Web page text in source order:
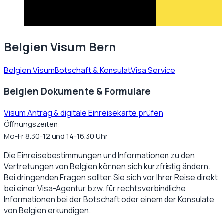
Belgien Visum Bern
Belgien VisumBotschaft & KonsulatVisa Service
Belgien Dokumente & Formulare
Visum Antrag & digitale Einreisekarte prüfen
Öffnungszeiten:
Mo-Fr 8.30-12 und 14-16.30 Uhr
Die Einreisebestimmungen und Informationen zu den
Vertretungen vonBelgienkönnen sich kurzfristig ändern.
Bei dringenden Fragen sollten Sie sich vor Ihrer Reise direkt
bei einer Visa-Agentur bzw. für rechtsverbindliche
Informationen bei der Botschaft oder einem der Konsulate
vonBelgienerkundigen.